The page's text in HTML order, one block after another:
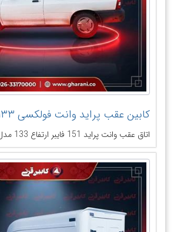
کابین عقب پراید وانت فولکسی ۱۳۳
اتاق عقب وانت پراید 151 فایبر ارتفاع 133 مدل فولکسی